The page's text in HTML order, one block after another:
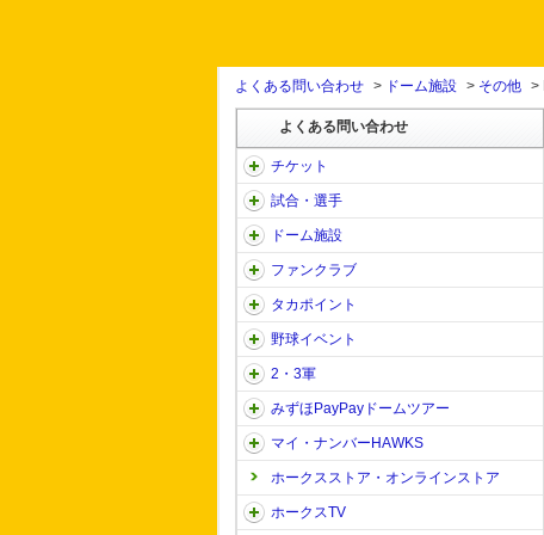
よくある問い合わせ > ドーム施設 > その他 >
よくある問い合わせ
チケット
試合・選手
ドーム施設
ファンクラブ
タカポイント
野球イベント
2・3軍
みずほPayPayドームツアー
マイ・ナンバーHAWKS
ホークスストア・オンラインストア
ホークスTV